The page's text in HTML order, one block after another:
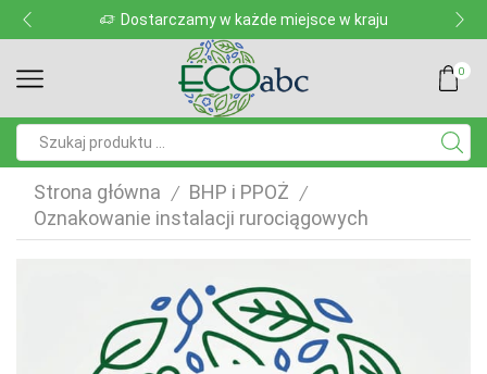
Dostarczamy w każde miejsce w kraju
0
Strona główna / BHP i PPOŻ /
Oznakowanie instalacji rurociągowych